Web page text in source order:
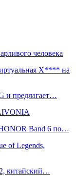
человека
Х**** на
и предлагает…
HONOR Band 6 по…
of Legends,
китайский…